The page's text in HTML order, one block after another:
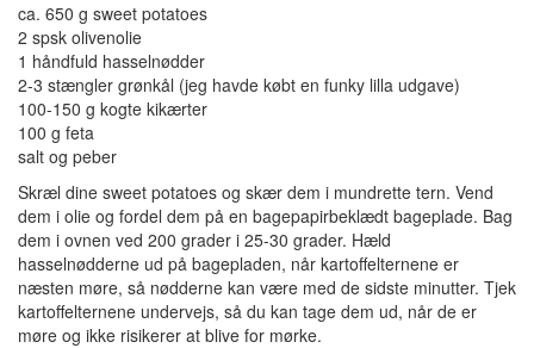
ca. 650 g sweet potatoes
2 spsk olivenolie
1 håndfuld hasselnødder
2-3 stængler grønkål (jeg havde købt en funky lilla udgave)
100-150 g kogte kikærter
100 g feta
salt og peber
Skræl dine sweet potatoes og skær dem i mundrette tern. Vend
dem i olie og fordel dem på en bagepapirbeklædt bageplade. Bag
dem i ovnen ved 200 grader i 25-30 grader. Hæld
hasselnødderne ud på bagepladen, når kartoffelternene er
næsten møre, så nødderne kan være med de sidste minutter. Tjek
kartoffelternene undervejs, så du kan tage dem ud, når de er
møre og ikke risikerer at blive for mørke.